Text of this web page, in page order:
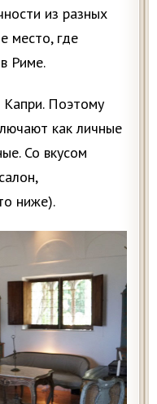
из разных
место, где
Риме.
Поэтому
как личные
Со вкусом
ниже).